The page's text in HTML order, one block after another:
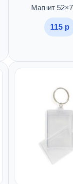
Магнит
115 р